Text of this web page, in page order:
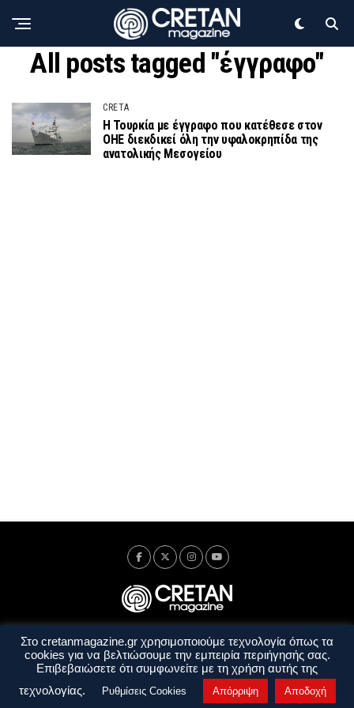
All posts tagged "έγγραφο"
CRETA
Η Τουρκία με έγγραφο που κατέθεσε στον
ΟΗΕ διεκδικεί όλη την υφαλοκρηπίδα της
ανατολικής Μεσογείου
Ταυτότητα Πολιτική Απορρήτου
Όροι Χρήσης
Όροι και Προϋποθέσεις
Στο cretanmagazine.gr χρησιμοποιούμε τεχνολογία όπως τα
cookies για να βελτιώσουμε την εμπειρία περιήγησής σας.
Επιβεβαιώσετε ότι συμφωνείτε με τη χρήση αυτής της
τεχνολογίας.
Ρυθμίσεις Cookies Απόρριψη Αποδοχή